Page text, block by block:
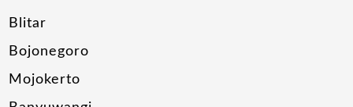
Blitar
Bojonegoro
Mojokerto